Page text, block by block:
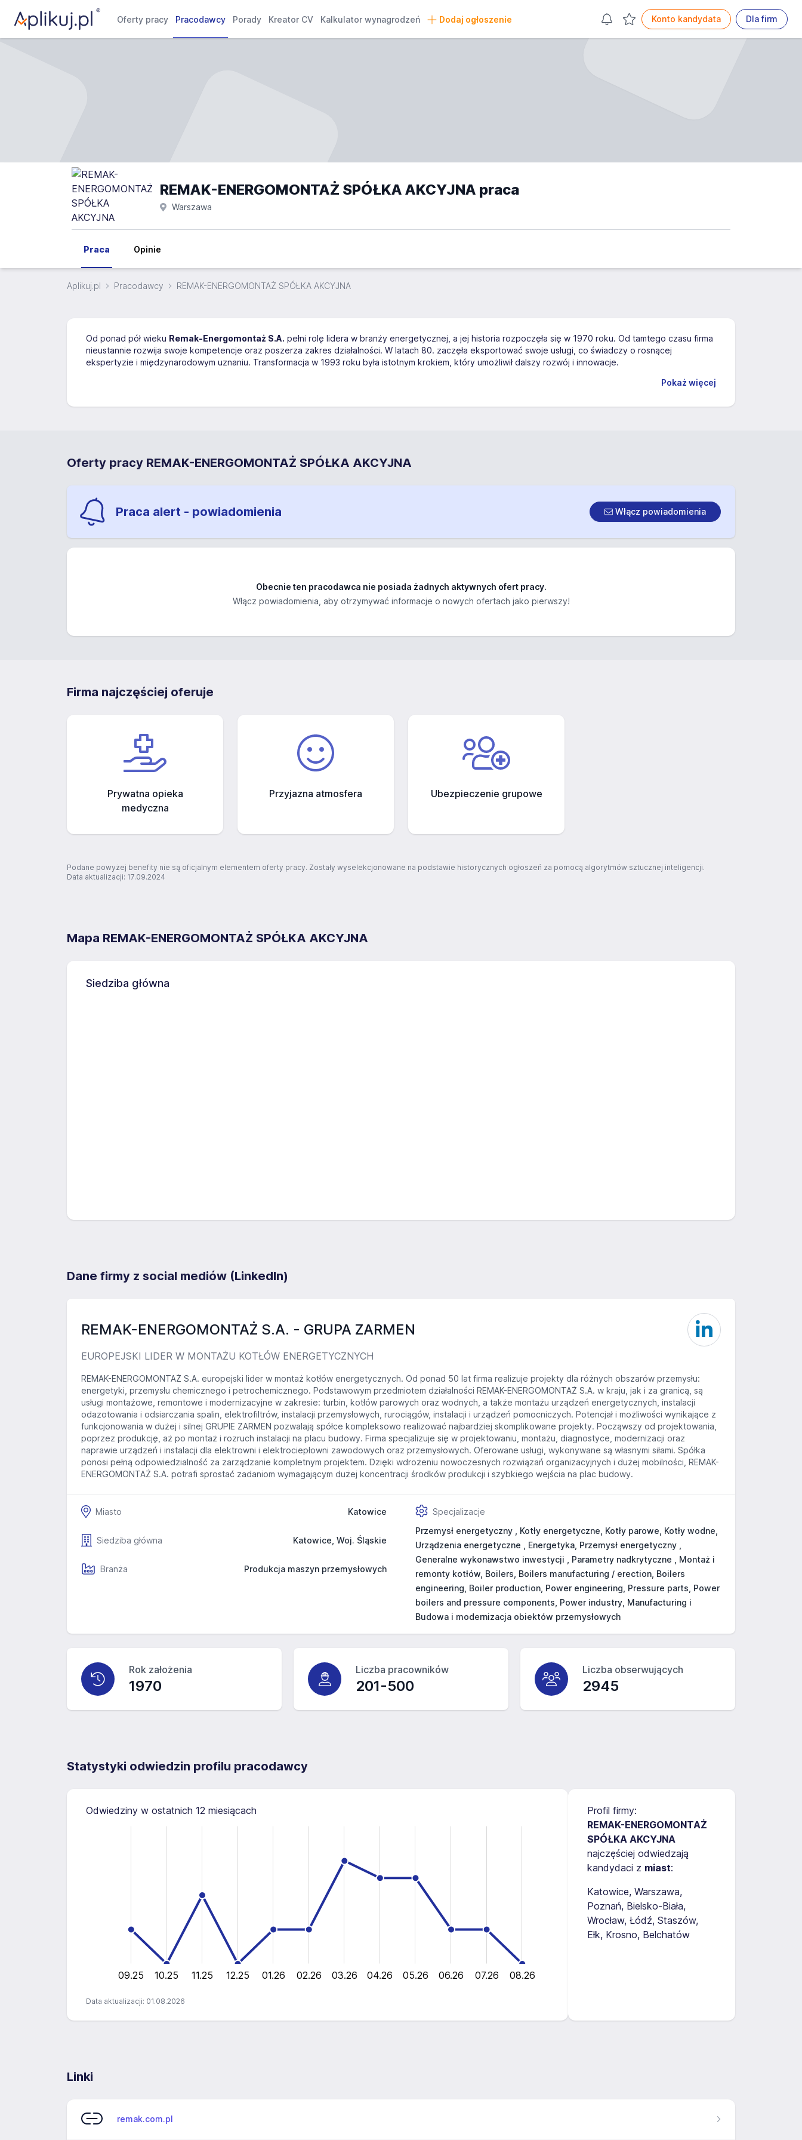
Oferty pracy Pracodawcy Porady Kreator CV Kalkulator wynagrodzeń Dodaj ogłoszenie Konto kandydata Dla firm
REMAK-ENERGOMONTAŻ SPÓŁKA AKCYJNA praca
Warszawa
Praca Opinie
Aplikuj.pl Pracodawcy REMAK-ENERGOMONTAŻ SPÓŁKA AKCYJNA
Od ponad pół wieku Remak-Energomontaż S.A. pełni rolę lidera w branży energetycznej, a jej historia rozpoczęła się w 1970 roku. Od tamtego czasu firma
nieustannie rozwija swoje kompetencje oraz poszerza zakres działalności. W latach 80. zaczęła eksportować swoje usługi, co świadczy o rosnącej
ekspertyzie i międzynarodowym uznaniu. Transformacja w 1993 roku była istotnym krokiem, który umożliwił dalszy rozwój i innowacje.
Pokaż więcej
Oferty pracy REMAK-ENERGOMONTAŻ SPÓŁKA AKCYJNA
Praca alert - powiadomienia Włącz powiadomienia
Obecnie ten pracodawca nie posiada żadnych aktywnych ofert pracy.
Włącz powiadomienia, aby otrzymywać informacje o nowych ofertach jako pierwszy!
Firma najczęściej oferuje
Prywatna opieka
medyczna
Przyjazna atmosfera Ubezpieczenie grupowe
Podane powyżej benefity nie są oficjalnym elementem oferty pracy. Zostały wyselekcjonowane na podstawie historycznych ogłoszeń za pomocą algorytmów sztucznej inteligencji.
Data aktualizacji: 17.09.2024
Mapa REMAK-ENERGOMONTAŻ SPÓŁKA AKCYJNA
Siedziba główna
Dane firmy z social mediów (LinkedIn)
REMAK-ENERGOMONTAŻ S.A. - GRUPA ZARMEN
EUROPEJSKI LIDER W MONTAŻU KOTŁÓW ENERGETYCZNYCH
REMAK-ENERGOMONTAŻ S.A. europejski lider w montaż kotłów energetycznych. Od ponad 50 lat firma realizuje projekty dla różnych obszarów przemysłu:
energetyki, przemysłu chemicznego i petrochemicznego. Podstawowym przedmiotem działalności REMAK-ENERGOMONTAŻ S.A. w kraju, jak i za granicą, są
usługi montażowe, remontowe i modernizacyjne w zakresie: turbin, kotłów parowych oraz wodnych, a także montażu urządzeń energetycznych, instalacji
odazotowania i odsiarczania spalin, elektrofiltrów, instalacji przemysłowych, rurociągów, instalacji i urządzeń pomocniczych. Potencjał i możliwości wynikające z
funkcjonowania w dużej i silnej GRUPIE ZARMEN pozwalają spółce kompleksowo realizować najbardziej skomplikowane projekty. Począwszy od projektowania,
poprzez produkcję, aż po montaż i rozruch instalacji na placu budowy. Firma specjalizuje się w projektowaniu, montażu, diagnostyce, modernizacji oraz
naprawie urządzeń i instalacji dla elektrowni i elektrociepłowni zawodowych oraz przemysłowych. Oferowane usługi, wykonywane są własnymi siłami. Spółka
ponosi pełną odpowiedzialność za zarządzanie kompletnym projektem. Dzięki wdrożeniu nowoczesnych rozwiązań organizacyjnych i dużej mobilności, REMAK-
ENERGOMONTAŻ S.A. potrafi sprostać zadaniom wymagającym dużej koncentracji środków produkcji i szybkiego wejścia na plac budowy.
Miasto Katowice
Siedziba główna Katowice, Woj. Śląskie
Branża Produkcja maszyn przemysłowych
Specjalizacje
Przemysł energetyczny , Kotły energetyczne, Kotły parowe, Kotły wodne,
Urządzenia energetyczne , Energetyka, Przemysł energetyczny ,
Generalne wykonawstwo inwestycji , Parametry nadkrytyczne , Montaż i
remonty kotłów, Boilers, Boilers manufacturing / erection, Boilers
engineering, Boiler production, Power engineering, Pressure parts, Power
boilers and pressure components, Power industry, Manufacturing i
Budowa i modernizacja obiektów przemysłowych
Rok założenia
1970
Liczba pracowników
201-500
Liczba obserwujących
2945
Statystyki odwiedzin profilu pracodawcy
Odwiedziny w ostatnich 12 miesiącach
09.25 10.25 11.25 12.25 01.26 02.26 03.26 04.26 05.26 06.26 07.26 08.26
Data aktualizacji: 01.08.2026
Profil firmy:
REMAK-ENERGOMONTAŻ
SPÓŁKA AKCYJNA
najczęściej odwiedzają
kandydaci z miast:
Katowice Warszawa
Poznań Bielsko-Biała
Wrocław Łódź Staszów
Ełk Krosno Belchatów
Linki
remak.com.pl